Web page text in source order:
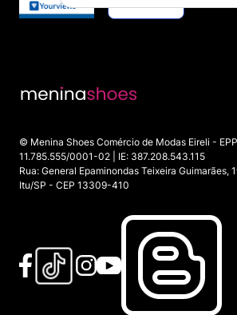
© Menina Shoes Comércio de Modas Eireli -
11.785.555/0001-02 | IE: 387.208.543.115
Rua: General Epaminondas Teixeira Guimarães,
Itu/SP - CEP 13309-410